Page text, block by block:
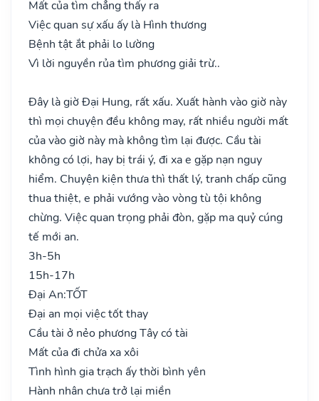
Mất của tìm chẳng thấy ra
Việc quan sự xấu ấy là Hình thương
Bệnh tật ắt phải lo lường
Vì lời nguyền rủa tìm phương giải trừ..
Đây là giờ Đại Hung, rất xấu. Xuất hành vào giờ này
thì mọi chuyện đều không may, rất nhiều người mất
của vào giờ này mà không tìm lại được. Cầu tài
không có lợi, hay bị trái ý, đi xa e gặp nạn nguy
hiểm. Chuyện kiện thưa thì thất lý, tranh chấp cũng
thua thiệt, e phải vướng vào vòng tù tội không
chừng. Việc quan trọng phải đòn, gặp ma quỷ cúng
tế mới an.
3h-5h
15h-17h
Đại An:TỐT
Đại an mọi việc tốt thay
Cầu tài ở nẻo phương Tây có tài
Mất của đi chửa xa xôi
Tình hình gia trạch ấy thời bình yên
Hành nhân chưa trở lại miền